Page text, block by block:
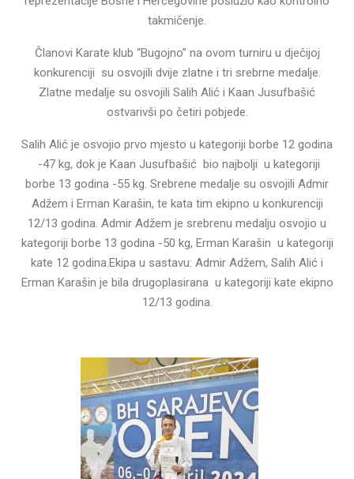
takmičenje.
Članovi Karate klub “Bugojno” na ovom turniru u dječijoj
konkurenciji su osvojili dvije zlatne i tri srebrne medalje.
Zlatne medalje su osvojili Salih Alić i Kaan Jusufbašić
ostvarivši po četiri pobjede.
Salih Alić je osvojio prvo mjesto u kategoriji borbe 12 godina
-47 kg, dok je Kaan Jusufbašić bio najbolji u kategoriji
borbe 13 godina -55 kg. Srebrene medalje su osvojili Admir
Adžem i Erman Karašin, te kata tim ekipno u konkurenciji
12/13 godina. Admir Adžem je srebrenu medalju osvojio u
kategoriji borbe 13 godina -50 kg, Erman Karašin u kategoriji
kate 12 godina.Ekipa u sastavu: Admir Adžem, Salih Alić i
Erman Karašin je bila drugoplasirana u kategoriji kate ekipno
12/13 godina.